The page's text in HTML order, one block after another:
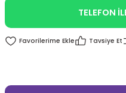
TELEFON
Tavsiye Et